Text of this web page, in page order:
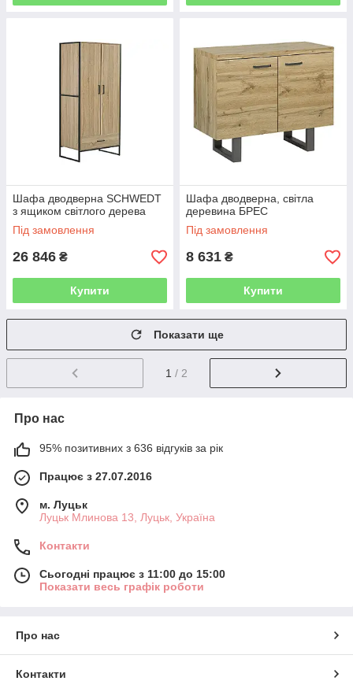
Шафа дводверна SCHWEDT
з ящиком світлого дерева
Під замовлення
26 846 ₴
Купити
Шафа дводверна, світла
деревина БРЕС
Під замовлення
8 631 ₴
Купити
Показати ще
1 / 2
Про нас
95% позитивних з 636 відгуків за рік
Працює з 27.07.2016
м. Луцьк
Луцьк Млинова 13, Луцьк, Україна
Контакти
Сьогодні працює з 11:00 до 15:00
Показати весь графік роботи
Про нас
Контакти